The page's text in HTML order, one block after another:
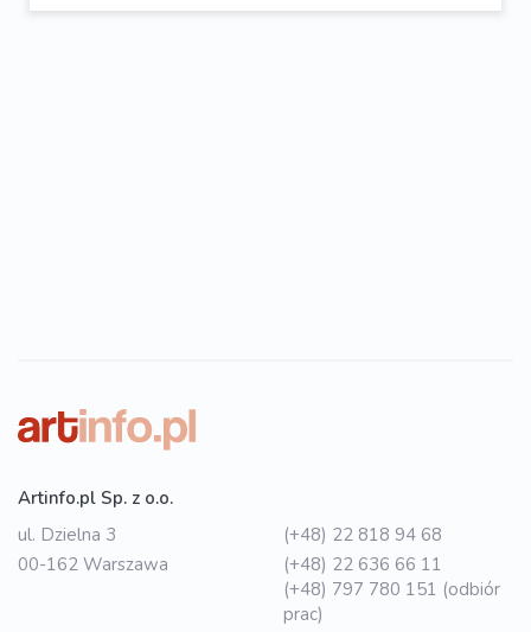
Artinfo.pl Sp. z o.o.
ul. Dzielna 3
00-162 Warszawa
(+48) 22 818 94 68
(+48) 22 636 66 11
(+48) 797 780 151 (odbiór
prac)